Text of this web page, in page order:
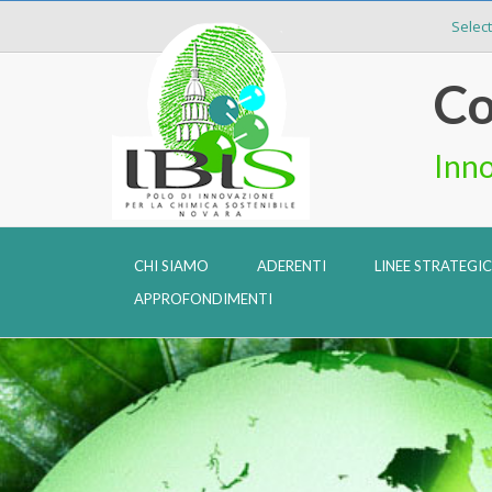
CHI SIAMO ADERENTI LINEE
APPROFONDIMENTI